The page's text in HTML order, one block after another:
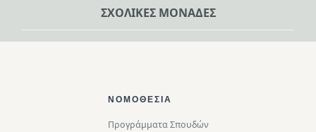
ΣΧΟΛΙΚΕΣ ΜΟΝΑΔΕΣ
ΝΟΜΟΘΕΣΊΑ
Προγράμματα Σπουδών